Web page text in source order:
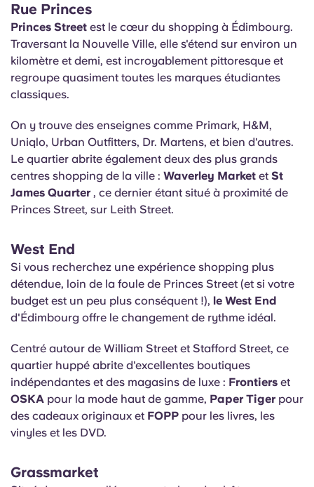
Rue Princes
Princes Street est le cœur du shopping à Édimbourg.
Traversant la Nouvelle Ville, elle s'étend sur environ un
kilomètre et demi, est incroyablement pittoresque et
regroupe quasiment toutes les marques étudiantes
classiques.
On y trouve des enseignes comme Primark, H&M,
Uniqlo, Urban Outfitters, Dr. Martens, et bien d'autres.
Le quartier abrite également deux des plus grands
centres shopping de la ville : Waverley Market et St
James Quarter , ce dernier étant situé à proximité de
Princes Street, sur Leith Street.
West End
Si vous recherchez une expérience shopping plus
détendue, loin de la foule de Princes Street (et si votre
budget est un peu plus conséquent !), le West End
d'Édimbourg offre le changement de rythme idéal.
Centré autour de William Street et Stafford Street, ce
quartier huppé abrite d'excellentes boutiques
indépendantes et des magasins de luxe : Frontiers et
OSKA pour la mode haut de gamme, Paper Tiger pour
des cadeaux originaux et FOPP pour les livres, les
vinyles et les DVD.
Grassmarket